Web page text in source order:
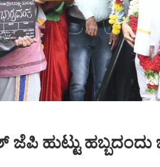
ಹುಟ್ಟು ಹಬ್ಬದಂದು